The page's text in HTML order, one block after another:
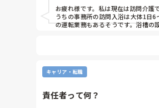
お疲れ様です。私は現在は訪問介護
うちの事務所の訪問入浴は大体1日
の運転業務もあるそうです。浴槽の
キャリア・転職
責任者って何？